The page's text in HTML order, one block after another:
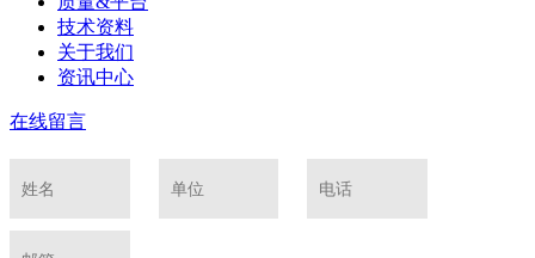
技术资料
关于我们
资讯中心
在线留言